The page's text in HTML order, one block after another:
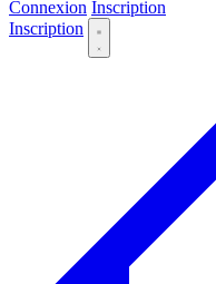
Connexion Inscription
Inscription